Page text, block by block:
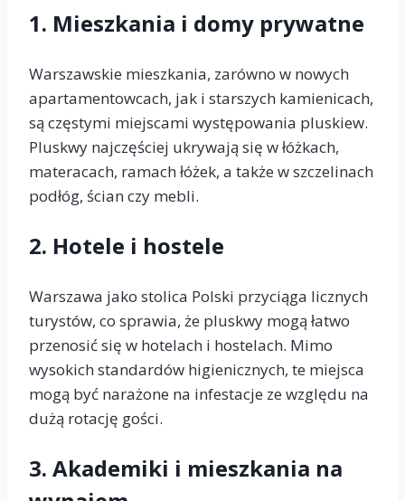
1. Mieszkania i domy prywatne
Warszawskie mieszkania, zarówno w nowych
apartamentowcach, jak i starszych kamienicach,
są częstymi miejscami występowania pluskiew.
Pluskwy najczęściej ukrywają się w łóżkach,
materacach, ramach łóżek, a także w szczelinach
podłóg, ścian czy mebli.
2. Hotele i hostele
Warszawa jako stolica Polski przyciąga licznych
turystów, co sprawia, że pluskwy mogą łatwo
przenosić się w hotelach i hostelach. Mimo
wysokich standardów higienicznych, te miejsca
mogą być narażone na infestacje ze względu na
dużą rotację gości.
3. Akademiki i mieszkania na